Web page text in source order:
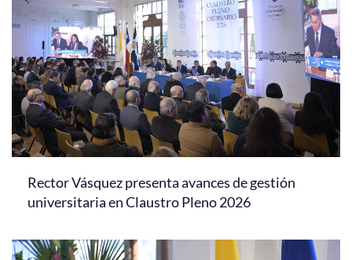
Rector Vásquez presenta avances de gestión
universitaria en Claustro Pleno 2026